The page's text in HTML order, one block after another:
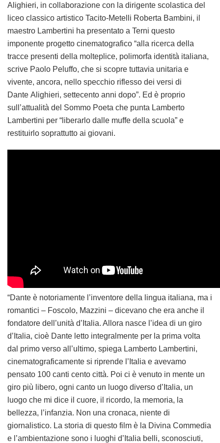
Alighieri, in collaborazione con la dirigente scolastica del
liceo classico artistico Tacito-Metelli Roberta Bambini, il
maestro Lambertini ha presentato a Terni questo
imponente progetto cinematografico “alla ricerca della
tracce presenti della molteplice, polimorfa identità italiana,
scrive Paolo Peluffo, che si scopre tuttavia unitaria e
vivente, ancora, nello specchio riflesso dei versi di
Dante Alighieri, settecento anni dopo”. Ed è proprio
sull’attualità del Sommo Poeta che punta Lamberto
Lambertini per “liberarlo dalle muffe della scuola” e
restituirlo soprattutto ai giovani.
“Dante è notoriamente l’inventore della lingua italiana, ma i
romantici – Foscolo, Mazzini – dicevano che era anche il
fondatore dell’unità d’Italia. Allora nasce l’idea di un giro
d’Italia, cioè Dante letto integralmente per la prima volta
dal primo verso all’ultimo, spiega Lamberto Lambertini,
cinematograficamente si riprende l’Italia e avevamo
pensato 100 canti cento città. Poi ci è venuto in mente un
giro più libero, ogni canto un luogo diverso d’Italia, un
luogo che mi dice il cuore, il ricordo, la memoria, la
bellezza, l’infanzia. Non una cronaca, niente di
giornalistico. La storia di questo film è la Divina Commedia
e l’ambientazione sono i luoghi d’Italia belli, sconosciuti,